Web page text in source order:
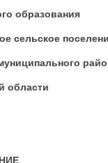
образования
сельское
области